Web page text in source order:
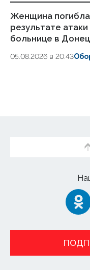
Женщина
результате
больнице в
05.08.2026 в 20:43